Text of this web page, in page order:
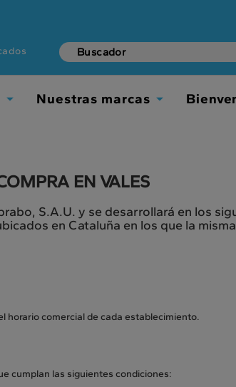
Nuestras marcas
EN VALES
S.A.U. y se desarrollará en los
en Cataluña en los que la
horario comercial de cada establecimiento.
cumplan las siguientes condiciones: